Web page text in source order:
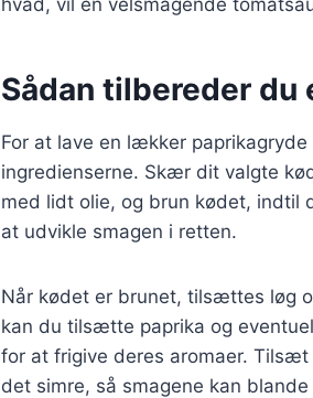
Sådan tilbereder du
For at lave en lækker
ingredienserne. Skær dit valgte
med lidt olie, og brun kødet, indtil
at udvikle smagen i retten.
Når kødet er brunet, tilsættes løg
kan du tilsætte paprika og
for at frigive deres aromaer.
det simre, så smagene kan blande